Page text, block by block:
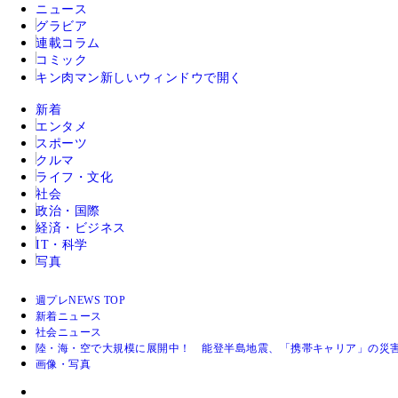
ニュース
グラビア
連載コラム
コミック
キン肉マン 新しいウィンドウで開く
新着
エンタメ
スポーツ
クルマ
ライフ・文化
社会
政治・国際
経済・ビジネス
IT・科学
写真
週プレNEWS TOP
新着ニュース
社会ニュース
陸・海・空で大規模に展開中！ 能登半島地震、「携帯キャリア」の災
画像・写真